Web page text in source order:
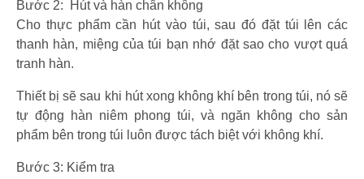
Bước 2: Hút và hàn chân không
Cho thực phẩm cần hút vào túi, sau đó đặt túi lên các
thanh hàn, miệng của túi bạn nhớ đặt sao cho vượt quá
tranh hàn.
Thiết bị sẽ sau khi hút xong không khí bên trong túi, nó sẽ
tự động hàn niêm phong túi, và ngăn không cho sản
phẩm bên trong túi luôn được tách biệt với không khí.
Bước 3: Kiểm tra